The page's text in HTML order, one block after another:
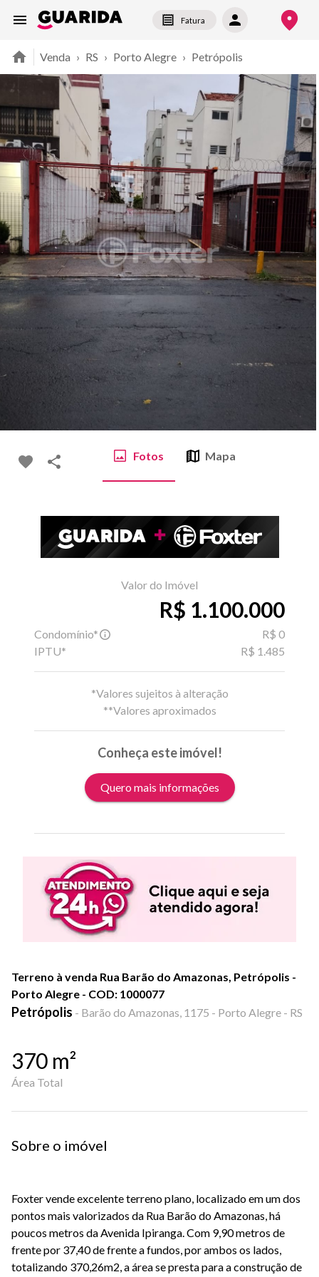
Fatura
Venda › RS › Porto Alegre › Petrópolis
Fotos Mapa
Valor do Imóvel
R$ 1.100.000
Condomínio*
R$ 0
IPTU*
R$ 1.485
*Valores sujeitos à alteração
**Valores aproximados
Conheça este imóvel!
Quero mais informações
Terreno à venda Rua Barão do Amazonas, Petrópolis -
Porto Alegre - COD: 1000077
Petrópolis - Barão do Amazonas, 1175 - Porto Alegre - RS
370 m²
Área Total
Sobre o imóvel
Foxter vende excelente terreno plano, localizado em um dos
pontos mais valorizados da Rua Barão do Amazonas, há
poucos metros da Avenida Ipiranga. Com 9,90 metros de
frente por 37,40 de frente a fundos, por ambos os lados,
totalizando 370,26m2, a área se presta para a construção de